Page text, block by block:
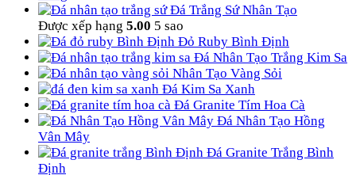
Đá Trắng Sứ Nhân Tạo
Được xếp hạng 5.00 5 sao
Đỏ Ruby Bình Định
Đá Nhân Tạo Trắng Kim Sa
Nhân Tạo Vàng Sỏi
Đá Kim Sa Xanh
Đá Granite Tím Hoa Cà
Đá Nhân Tạo Hồng
Vân Mây
Đá Granite Trắng Bình
Định